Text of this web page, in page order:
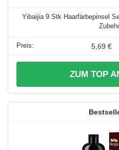
Yibaijia 9 Stk Haarfärbepinsel
5,69 €
ZUM TOP